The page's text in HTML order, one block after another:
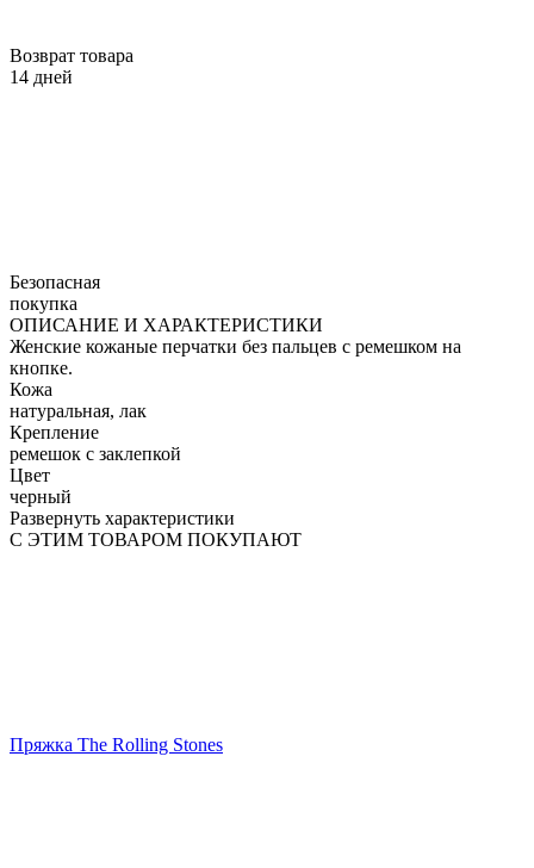
Возврат товара
14 дней
Безопасная
покупка
ОПИСАНИЕ И ХАРАКТЕРИСТИКИ
Женские кожаные перчатки без пальцев с ремешком на
кнопке.
Кожа
натуральная, лак
Крепление
ремешок с заклепкой
Цвет
черный
Развернуть характеристики
С ЭТИМ ТОВАРОМ ПОКУПАЮТ
Пряжка The Rolling Stones